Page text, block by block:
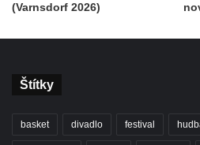
(Varnsdorf 2026)
Štítky
basket divadlo festival